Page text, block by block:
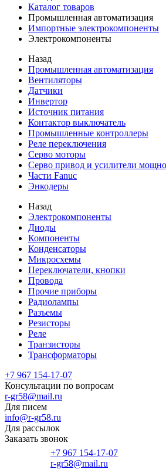
Каталог товаров
Промышленная автоматизация
Импортные электрокомпоненты
Электрокомпоненты
Назад
Промышленная автоматизация
Вентиляторы
Датчики
Инвертор
Источник питания
Контактор выключатель
Промышленные контроллеры
Реле переключения
Серво моторы
Серво привод и усилители
Части Fanuc
Энкодеры
Назад
Электрокомпоненты
Диоды
Компоненты
Конденсаторы
Микросхемы
Переключатели, кнопки
Провода
Прочие приборы
Радиолампы
Разъемы
Резисторы
Реле
Транзисторы
Трансформаторы
+7 967 154-17-07
Консультации по вопросам
r-gr58@mail.ru
Для писем
info@r-gr58.ru
Для рассылок
Заказать звонок
+7 967 154-17-07
r-gr58@mail.ru